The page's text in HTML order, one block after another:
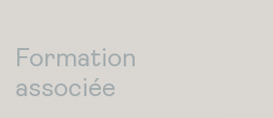
Formation
associée